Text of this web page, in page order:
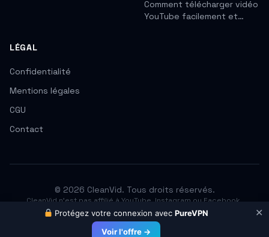
Comment télécharger vidéo
YouTube facilement et…
LÉGAL
Confidentialité
Mentions légales
CGU
Contact
© 2026 CleanVid. Tous droits réservés.
CleanVid n'est pas affilié à YouTube, Instagram ou Facebook.
Respectez les droits d'auteur. Téléchargez uniquement les contenus
que vous avez le droit d'utiliser.
✕
Protégez votre connexion avecPureVPN
Voir l'offre →